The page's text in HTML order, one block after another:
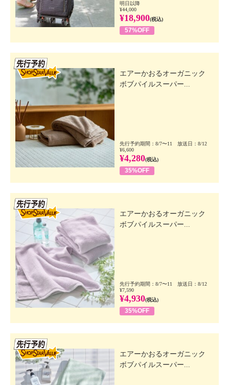
明日以降
¥44,000
¥18,900(税込)
57%OFF
エアーかおるオーガニック
ボブパイルスーパー...
先行予約期間：8/7〜11 放送日：8/12
¥6,600
¥4,280(税込)
35%OFF
エアーかおるオーガニック
ボブパイルスーパー...
先行予約期間：8/7〜11 放送日：8/12
¥7,590
¥4,930(税込)
35%OFF
エアーかおるオーガニック
ボブパイルスーパー...